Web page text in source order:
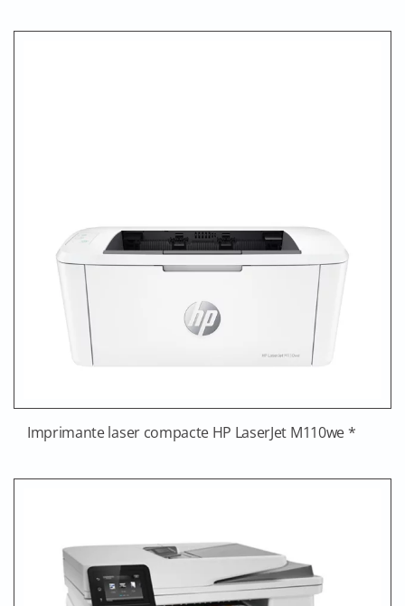
Imprimante laser compacte HP LaserJet M110we *